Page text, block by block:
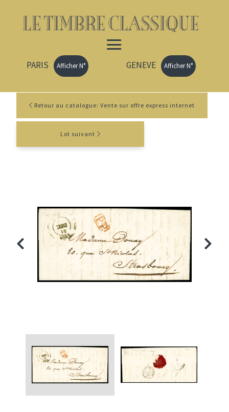
PARIS Afficher N° GENEVE Afficher N°
Retour au catalogue: Vente sur offre express internet
Lot suivant